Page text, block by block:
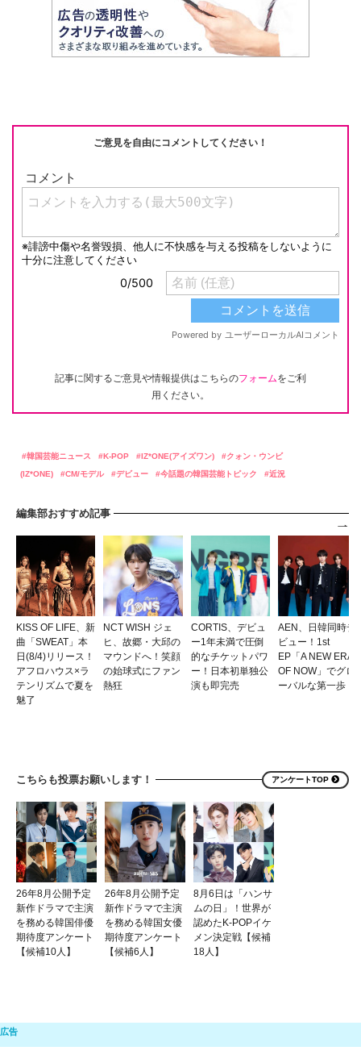
ご意見を自由にコメントしてください！
記事に関するご意見や情報提供はこちらのフォームをご利
用ください。
韓国芸能ニュース K-POP IZ*ONE(アイズワン)
クォン・ウンビ
(IZ*ONE)
CM/モデル デビュー 今話題の韓国芸能トピック 近況
編集部おすすめ記事
KISS OF LIFE、新
曲「SWEAT」本
日(8/4)リリース！
アフロハウス×ラ
テンリズムで夏を
魅了
NCT WISH ジェ
ヒ、故郷・大邱の
マウンドへ！笑顔
の始球式にファン
熱狂
CORTIS、デビュ
ー1年未満で圧倒
的なチケットパワ
ー！日本初単独公
演も即完売
AEN、日韓同時デ
ビュー！1st
EP「A NEW ERA
OF NOW」でグロ
ーバルな第一歩
こちらも投票お願いします！ アンケートTOP
26年8月公開予定
新作ドラマで主演
を務める韓国俳優
期待度アンケート
【候補10人】
26年8月公開予定
新作ドラマで主演
を務める韓国女優
期待度アンケート
【候補6人】
8月6日は「ハンサ
ムの日」！世界が
認めたK-POPイケ
メン決定戦【候補
18人】